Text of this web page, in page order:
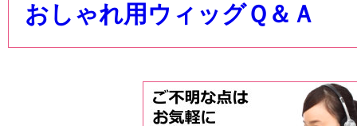
おしゃれ用ウィッグＱ＆Ａ